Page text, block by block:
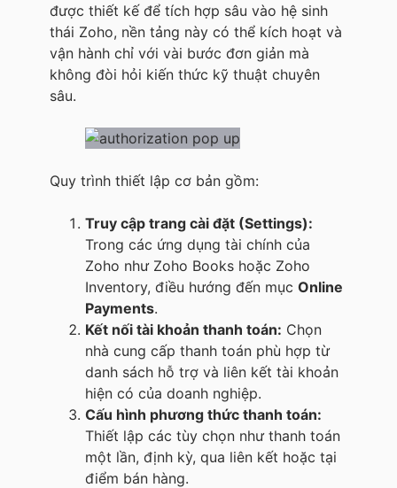
được thiết kế để tích hợp sâu vào hệ sinh
thái Zoho, nền tảng này có thể kích hoạt và
vận hành chỉ với vài bước đơn giản mà
không đòi hỏi kiến thức kỹ thuật chuyên
sâu.
Quy trình thiết lập cơ bản gồm:
Truy cập trang cài đặt (Settings):
Trong các ứng dụng tài chính của
Zoho như Zoho Books hoặc Zoho
Inventory, điều hướng đến mục Online
Payments.
Kết nối tài khoản thanh toán: Chọn
nhà cung cấp thanh toán phù hợp từ
danh sách hỗ trợ và liên kết tài khoản
hiện có của doanh nghiệp.
Cấu hình phương thức thanh toán:
Thiết lập các tùy chọn như thanh toán
một lần, định kỳ, qua liên kết hoặc tại
điểm bán hàng.